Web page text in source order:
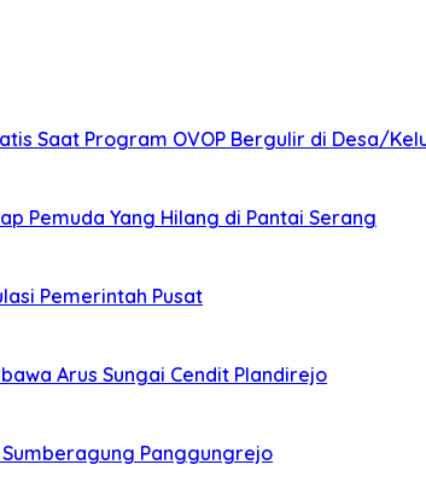
Saat Program OVOP Bergulir di Desa/
Pemuda Yang Hilang di Pantai Serang
Pemerintah Pusat
Arus Sungai Cendit Plandirejo
Sumberagung Panggungrejo